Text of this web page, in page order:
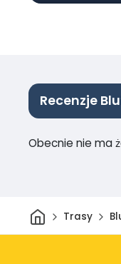
Recenzje
Obecnie nie ma
DomTrasy